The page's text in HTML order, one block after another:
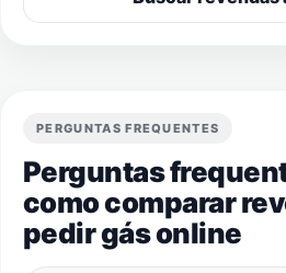
PERGUNTAS FREQUENTES
Perguntas
como comparar
pedir gás online